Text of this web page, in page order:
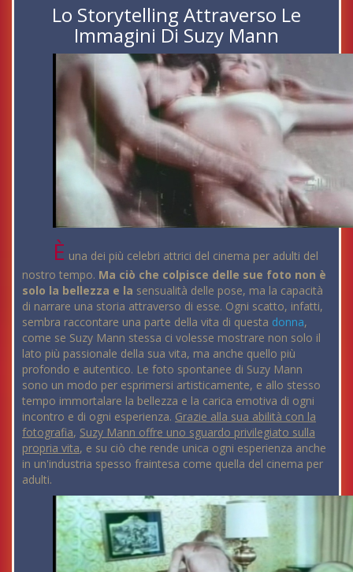
Lo Storytelling Attraverso Le
Immagini Di Suzy Mann
È una dei più celebri attrici del cinema per adulti del
nostro tempo. Ma ciò che colpisce delle sue foto non è
solo la bellezza e la sensualità delle pose, ma la capacità
di narrare una storia attraverso di esse. Ogni scatto, infatti,
sembra raccontare una parte della vita di questa donna,
come se Suzy Mann stessa ci volesse mostrare non solo il
lato più passionale della sua vita, ma anche quello più
profondo e autentico. Le foto spontanee di Suzy Mann
sono un modo per esprimersi artisticamente, e allo stesso
tempo immortalare la bellezza e la carica emotiva di ogni
incontro e di ogni esperienza. Grazie alla sua abilità con la
fotografia, Suzy Mann offre uno sguardo privilegiato sulla
propria vita, e su ciò che rende unica ogni esperienza anche
in un'industria spesso fraintesa come quella del cinema per
adulti.